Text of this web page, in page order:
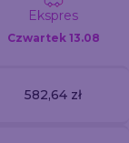
Ekspres
Czwartek 13.08
582,64 zł